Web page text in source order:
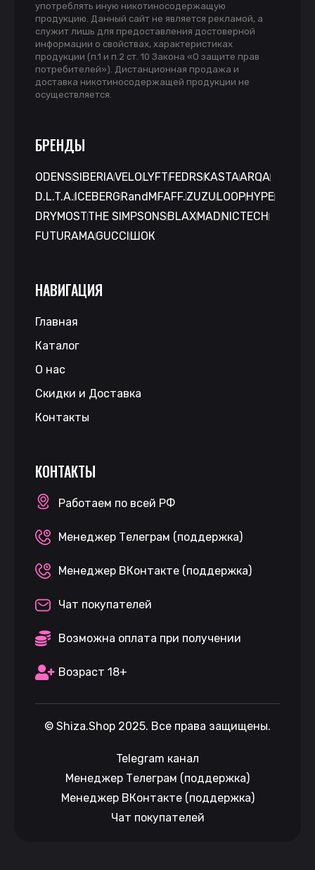
употреблять иную никотиносодержащую
продукцию. Данный сайт не является рекламой, а
служит лишь для предоставления достоверной
информации о свойствах, характеристиках
продукции (п.1 и п.2 ст. 10 Закона «О защите прав
потребителей»). Дистанционная продажа и
доставка никотиносодержащей продукции не
осуществляется.
БРЕНДЫ
ODENSSIBERIAVELO LYFT FEDRS KASTAARQA
D.L.T.A. ICEBERG RandM FAFF.ZUZU LOOPHYPE
DRYMOSTTHE SIMPSONS BLAXMAD NICTECH
FUTURAMAGUCCI ШОК
НАВИГАЦИЯ
Главная
Каталог
О нас
Скидки и Доставка
Контакты
КОНТАКТЫ
Работаем по всей РФ
Менеджер Телеграм (поддержка)
Менеджер ВКонтакте (поддержка)
Чат покупателей
Возможна оплата при получении
Возраст 18+
© Shiza.Shop 2025. Все права защищены.
Telegram канал
Менеджер Телеграм (поддержка)
Менеджер ВКонтакте (поддержка)
Чат покупателей